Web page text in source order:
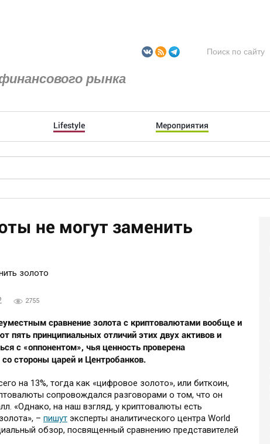
рынка
Lifestyle Мероприятия
не могут заменить
2755
сравнение золота с криптовалютами вообще и
пять принципиальных отличий этих двух активов и
с «оппонентом», чья ценность проверена
стороны царей и Центробанков.
на 13%, тогда как «цифровое золото», или биткоин,
сопровождался разговорами о том, что он
«Однако, на наш взгляд, у криптовалюты есть
– пишут эксперты аналитического центра World
обзор, посвященный сравнению представителей